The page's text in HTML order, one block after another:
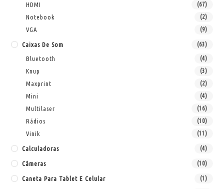
HDMI (67)
Notebook (2)
VGA (9)
Caixas De Som (63)
Bluetooth (4)
Knup (3)
Maxprint (2)
Mini (4)
Multilaser (16)
Rádios (10)
Vinik (11)
Calculadoras (4)
Câmeras (10)
Caneta Para Tablet E Celular (1)